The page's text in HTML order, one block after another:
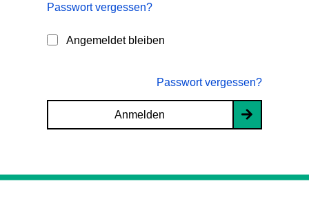
Passwort vergessen?
Angemeldet bleiben
Passwort vergessen?
Anmelden